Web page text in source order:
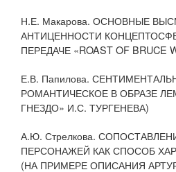
Н.Е. Макарова. ОСНОВНЫЕ
АНТИЦЕННОСТИ
ПЕРЕДАЧЕ «ROAST OF BRUCE
Е.В. Папилова.
РОМАНТИЧЕСКОЕ В ОБРАЗЕ
ГНЕЗДО» И.С. ТУРГЕНЕВА)
А.Ю. Стрелкова.
ПЕРСОНАЖЕЙ КАК СПОСОБ
(НА ПРИМЕРЕ ОПИСАНИЯ